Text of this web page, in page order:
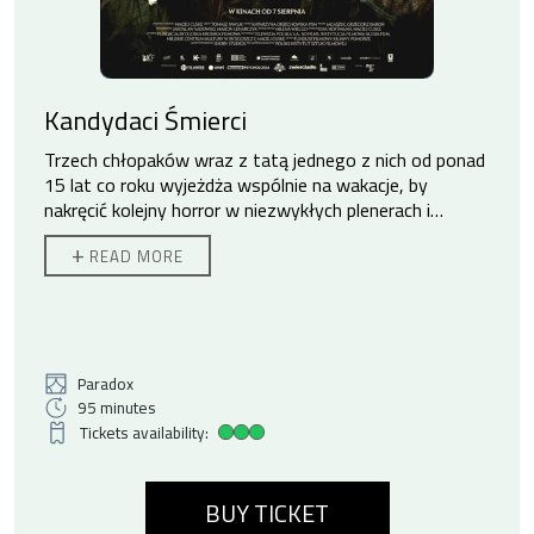
Kandydaci Śmierci
Trzech chłopaków wraz z tatą jednego z nich od ponad
15 lat co roku wyjeżdża wspólnie na wakacje, by
nakręcić kolejny horror w niezwykłych plenerach i
tajemniczych miejscach Polski. Czy ich przyjaźń
przetrwa do końca świata?
chłopców od komputerów. Nie przypuszczał wtedy, że
przerodzi się to w jedną z największych przygód jego
życia i że razem stworzą nie tylko unikalną, ale z
zatytułowaną „Kandydaci Śmierci”. Dziś chłopcy mają
prawie 30 lat. Bardzo się zmienili, a każdy z nich szuka
+ READ MORE
Paradox
95 minutes
Tickets availability:
High ticket availability
BUY TICKET